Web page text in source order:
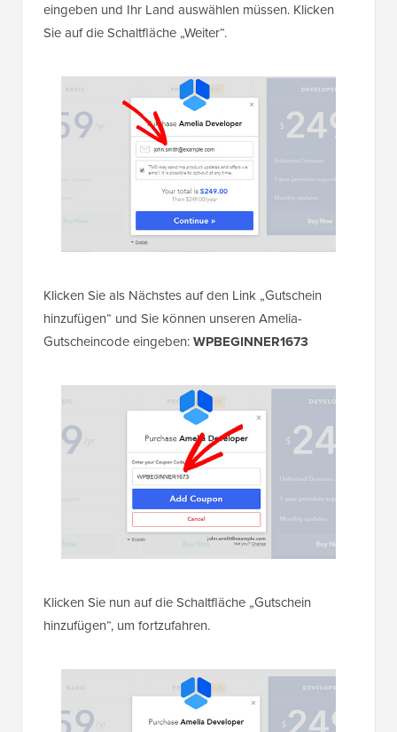
eingeben und Ihr Land auswählen müssen. Klicken
Sie auf die Schaltfläche „Weiter“.
Klicken Sie als Nächstes auf den Link „Gutschein
hinzufügen“ und Sie können unseren Amelia-
Gutscheincode eingeben:WPBEGINNER1673
Klicken Sie nun auf die Schaltfläche „Gutschein
hinzufügen“, um fortzufahren.